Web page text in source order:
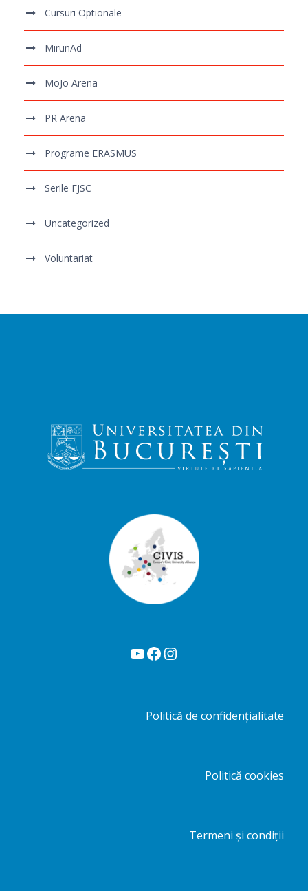
Cursuri Optionale
MirunAd
MoJo Arena
PR Arena
Programe ERASMUS
Serile FJSC
Uncategorized
Voluntariat
YouTube Facebook Instagram
Politică de confidențialitate
Politică cookies
Termeni și condiții